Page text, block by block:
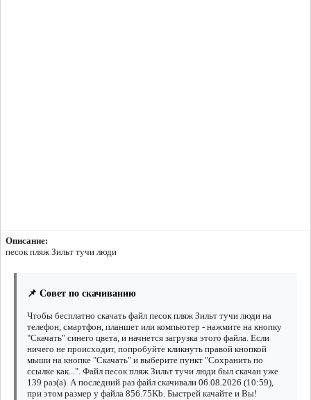
Описание:
песок пляж Зильт тучи люди
📌 Совет по скачиванию
Чтобы бесплатно скачать файл песок пляж Зильт тучи люди на
телефон, смартфон, планшет или компьютер - нажмите на кнопку
"Скачать" синего цвета, и начнется загрузка этого файла. Если
ничего не происходит, попробуйте кликнуть правой кнопкой
мыши на кнопке "Скачать" и выберите пункт "Сохранить по
ссылке как...". Файл песок пляж Зильт тучи люди был скачан уже
139 раз(а). А последний раз файл скачивали 06.08.2026 (10:59),
при этом размер у файла 856.75Kb. Быстрей качайте и Вы!